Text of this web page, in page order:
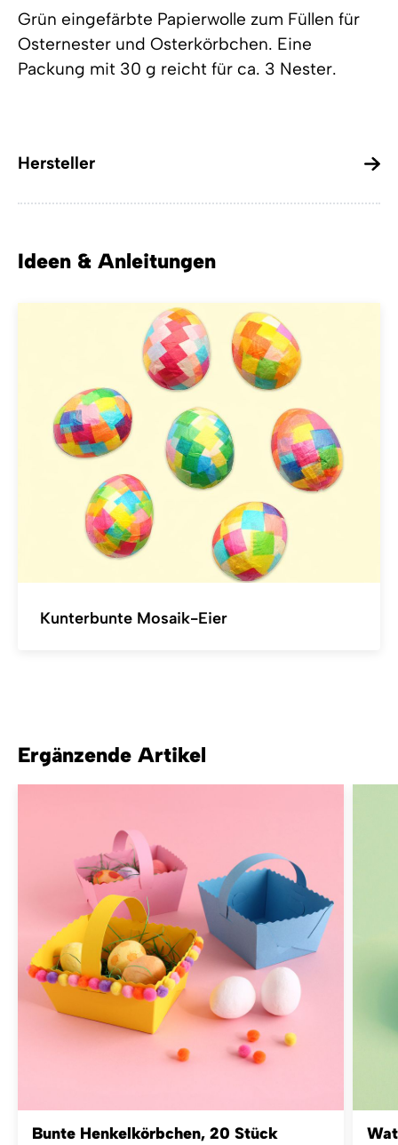
Grün eingefärbte Papierwolle zum Füllen für
Osternester und Osterkörbchen. Eine
Packung mit 30 g reicht für ca. 3 Nester.
Hersteller
Ideen & Anleitungen
Kunterbunte Mosaik-Eier
Ergänzende Artikel
Bunte Henkelkörbchen, 20 Stück